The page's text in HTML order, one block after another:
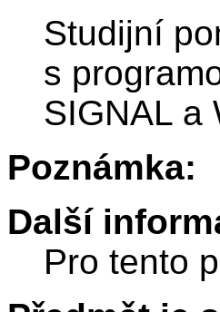
Studijní
s
SIGNAL a
Poznámka:
Další
Pro tento